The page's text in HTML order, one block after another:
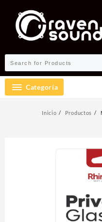
contenido
Categoría
Inicio Productos